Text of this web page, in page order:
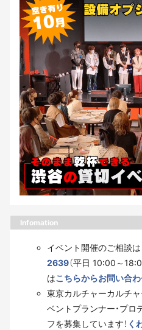
Infomation
イベント開催のご相談は
2639（平日 10:00～
はこちらからお問い合
東京カルチャーカルチ
ベントプランナー・プロ
フを募集しています！ く